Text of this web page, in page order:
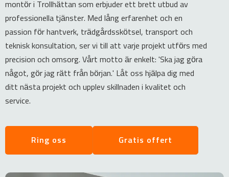
montör i Trollhättan som erbjuder ett brett utbud av
professionella tjänster. Med lång erfarenhet och en
passion för hantverk, trädgårdsskötsel, transport och
teknisk konsultation, ser vi till att varje projekt utförs med
precision och omsorg. Vårt motto är enkelt: 'Ska jag göra
något, gör jag rätt från början.' Låt oss hjälpa dig med
ditt nästa projekt och upplev skillnaden i kvalitet och
service.
Ring oss Gratis offert